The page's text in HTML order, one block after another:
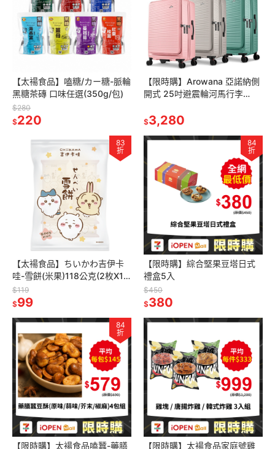
【太禓食品】嗑糖/カー糖-脈輪
黑糖茶磚 口味任選(350g/包)
$280
$220
【限時購】Arowana 亞諾納側
開式 25吋避震輪河馬行李
$3,280
83
折
【太禓食品】ちいかわ吉伊卡
哇-雪餅(米果)118公克(2枚X10
袋)/包
$119
$99
84
折
【限時購】綜合堅果豆塔日式
禮盒5入
$450
$380
84
折
【限時購】太禓食品嗑蠶-藥膳
【限時購】太禓食品家庭號雞